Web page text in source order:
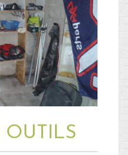
OUTILS